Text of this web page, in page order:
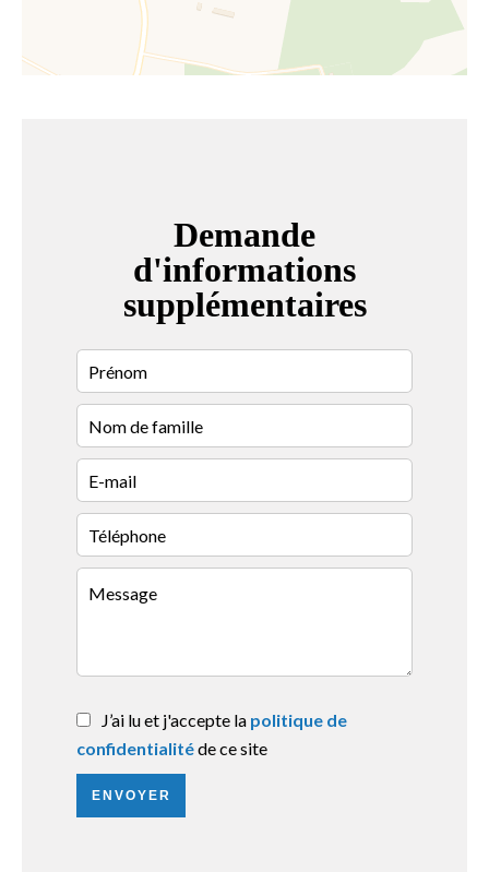
Demande
d'informations
supplémentaires
J’ai lu et j'accepte la politique de
confidentialitéde ce site
ENVOYER